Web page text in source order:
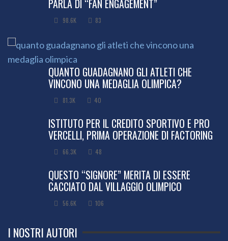
PARLA DI “FAN ENGAGEMENT”
98.6K 83
QUANTO GUADAGNANO GLI ATLETI CHE
VINCONO UNA MEDAGLIA OLIMPICA?
81.3K 40
ISTITUTO PER IL CREDITO SPORTIVO E PRO
VERCELLI, PRIMA OPERAZIONE DI FACTORING
66.3K 48
QUESTO “SIGNORE” MERITA DI ESSERE
CACCIATO DAL VILLAGGIO OLIMPICO
56.6K 106
I NOSTRI AUTORI